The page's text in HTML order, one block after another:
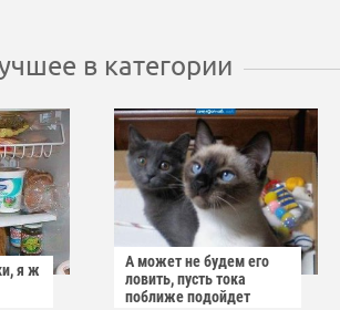
в категории
я ж
А может не будем его
ловить, пусть тока
поближе подойдет